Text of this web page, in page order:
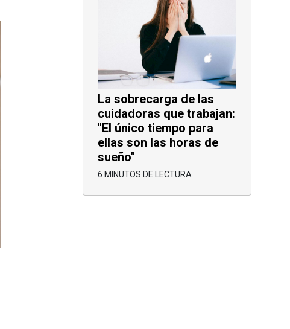
La sobrecarga de las
cuidadoras que trabajan:
"El único tiempo para
ellas son las horas de
sueño"
6 MINUTOS DE LECTURA